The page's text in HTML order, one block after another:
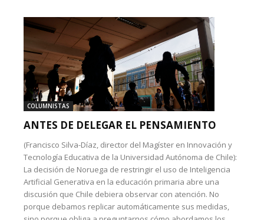
COLUMNISTAS
ANTES DE DELEGAR EL PENSAMIENTO
(Francisco Silva-Díaz, director del Magíster en Innovación y
Tecnología Educativa de la Universidad Autónoma de Chile):
La decisión de Noruega de restringir el uso de Inteligencia
Artificial Generativa en la educación primaria abre una
discusión que Chile debiera observar con atención. No
porque debamos replicar automáticamente sus medidas,